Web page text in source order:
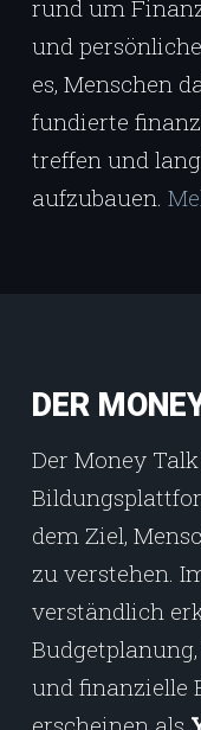
rund um
und
es, Menschen
fundierte
treffen und
aufzubauen.
DER
Der Money
dem Ziel,
zu verstehen.
verständlich
und finanzielle